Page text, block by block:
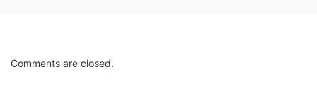
Comments are closed.